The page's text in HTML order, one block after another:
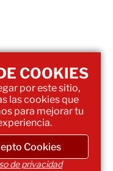
COOKIES
por este sitio,
las cookies que
para mejorar tu
Cookies
de privacidad